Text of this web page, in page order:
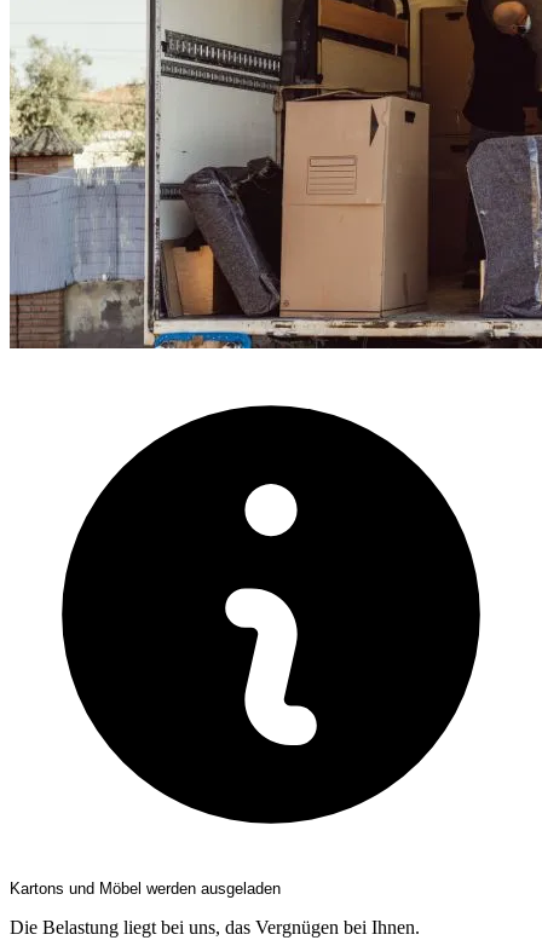
Kartons und Möbel werden ausgeladen
Die Belastung liegt bei uns, das Vergnügen bei Ihnen.